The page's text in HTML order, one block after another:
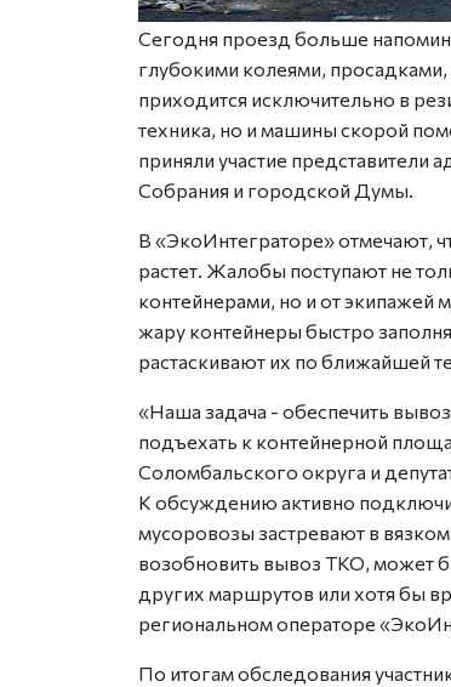
Сегодня проезд больше
глубокими колеями,
приходится исключительно в
техника, но и машины скорой
приняли участие представители
Собрания и городской Думы.
В «ЭкоИнтеграторе» отмечают,
растет. Жалобы поступают не
контейнерами, но и от
жару контейнеры быстро
растаскивают их по ближайшей
«Наша задача - обеспечить
подъехать к контейнерной
Соломбальского округа и
К обсуждению активно
мусоровозы застревают в
возобновить вывоз ТКО, может
других маршрутов или хотя бы
региональном операторе
По итогам обследования